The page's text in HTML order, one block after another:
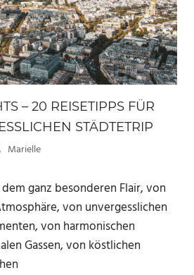
– 20 REISETIPPS FÜR
STÄDTETRIP
Marielle
ganz besonderen Flair, von
von unvergesslichen
von harmonischen
Gassen, von köstlichen